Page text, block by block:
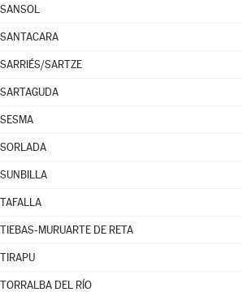
SANSOL
SANTACARA
SARRIÉS/SARTZE
SARTAGUDA
SESMA
SORLADA
SUNBILLA
TAFALLA
TIEBAS-MURUARTE DE RETA
TIRAPU
TORRALBA DEL RÍO